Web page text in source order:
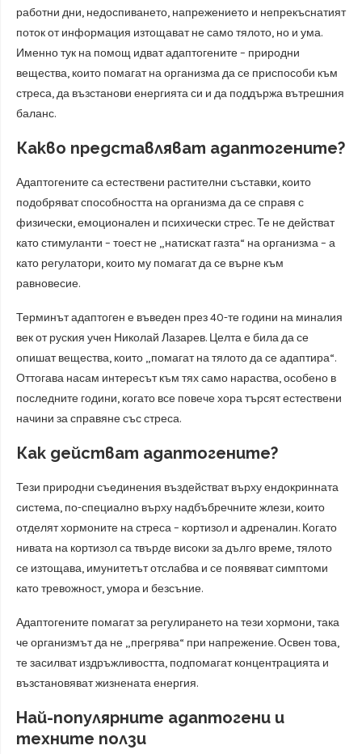
работни дни, недоспиването, напрежението и непрекъснатият
поток от информация изтощават не само тялото, но и ума.
Именно тук на помощ идват адаптогените – природни
вещества, които помагат на организма да се приспособи към
стреса, да възстанови енергията си и да поддържа вътрешния
баланс.
Какво представляват адаптогените?
Адаптогените са естествени растителни съставки, които
подобряват способността на организма да се справя с
физически, емоционален и психически стрес. Те не действат
като стимуланти – тоест не „натискат газта“ на организма – а
като регулатори, които му помагат да се върне към
равновесие.
Терминът адаптоген е въведен през 40-те години на миналия
век от руския учен Николай Лазарев. Целта е била да се
опишат вещества, които „помагат на тялото да се адаптира“.
Оттогава насам интересът към тях само нараства, особено в
последните години, когато все повече хора търсят естествени
начини за справяне със стреса.
Как действат адаптогените?
Тези природни съединения въздействат върху ендокринната
система, по-специално върху надбъбречните жлези, които
отделят хормоните на стреса – кортизол и адреналин. Когато
нивата на кортизол са твърде високи за дълго време, тялото
се изтощава, имунитетът отслабва и се появяват симптоми
като тревожност, умора и безсъние.
Адаптогените помагат за регулирането на тези хормони, така
че организмът да не „прегрява“ при напрежение. Освен това,
те засилват издръжливостта, подпомагат концентрацията и
възстановяват жизнената енергия.
Най-популярните адаптогени и
техните ползи